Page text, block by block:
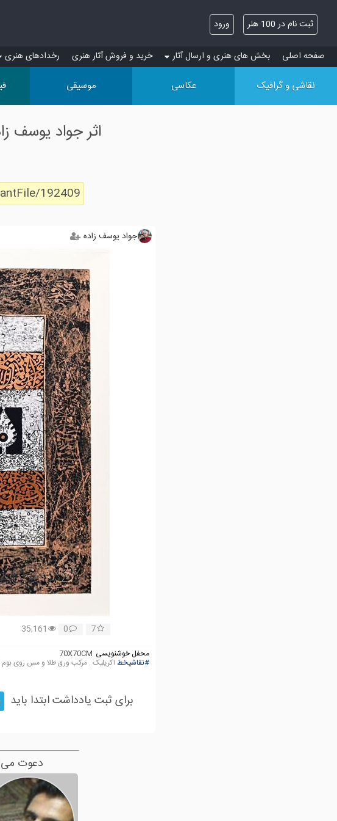
ثبت نام در 100 هنر ورود
صفحه اصلی بخش های هنری و ارسال آثار خرید و فروش آثار هنری رخدادهای هنری
نقاشی و گرافیک عکاسی موسیقی
اثر جواد یوسف
192409
جواد یوسف زاده
7
0
35,161
محفل خوشنویسی 70X70CM
#نقاشیخط اکریلیک . مرکب ورق طلا و مس روی
برای ثبت یادداشت ابتدا باید
دعوت می